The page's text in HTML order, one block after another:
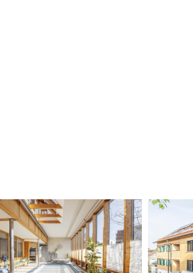
Feine aber kleine 3-Zimmer
Wohnung in Feldkirch